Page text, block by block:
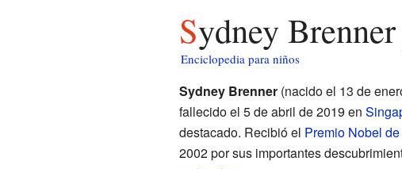
Sydney
Enciclopedia para niños
Sydney Brenner(nacido el 13 de
fallecido el 5 de abril de 2019 en
destacado. Recibió el Premio Nobel
2002 por sus importantes